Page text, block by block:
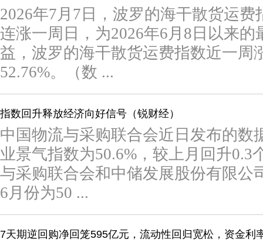
2026年7月7日，波罗的海干散货运费
连涨一周日，为2026年6月8日以来
益，波罗的海干散货运费指数近一周
52.76%。（数 ...
指数回升释放经济向好信号（锐财经）
中国物流与采购联合会近日发布的数
业景气指数为50.6%，较上月回升0.3
与采购联合会和中储发展股份有限公
6月份为50 ...
7天期逆回购净回笼595亿元，流动性回归宽松，资金利